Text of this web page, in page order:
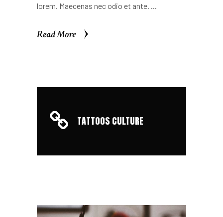
lorem. Maecenas nec odio et ante.
Read More
TATTOOS CULTURE